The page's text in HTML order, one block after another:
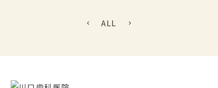
ALL